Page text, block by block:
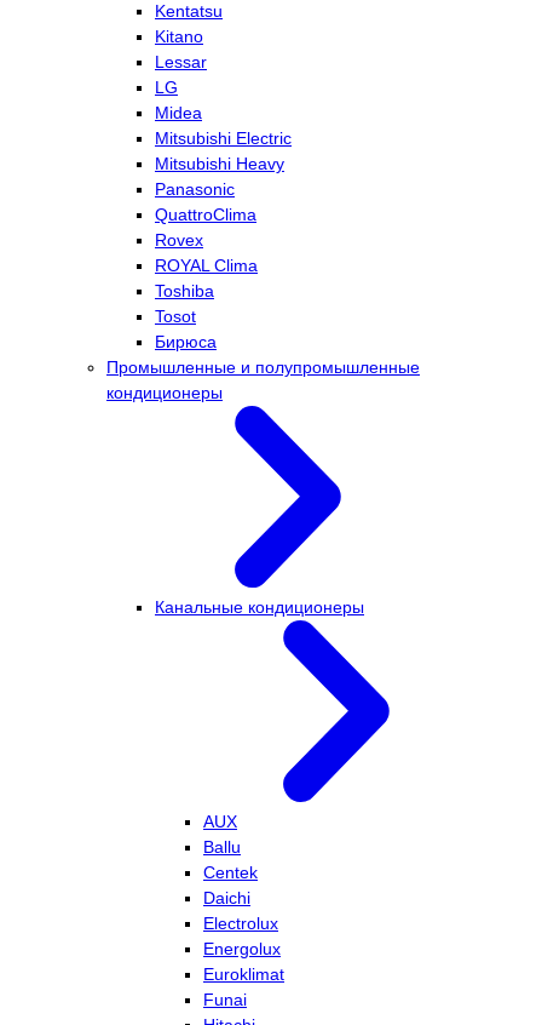
Kentatsu
Kitano
Lessar
LG
Midea
Mitsubishi Electric
Mitsubishi Heavy
Panasonic
QuattroClima
Rovex
ROYAL Clima
Toshiba
Tosot
Бирюса
Промышленные и полупромышленные
кондиционеры
Канальные кондиционеры
AUX
Ballu
Centek
Daichi
Electrolux
Energolux
Euroklimat
Funai